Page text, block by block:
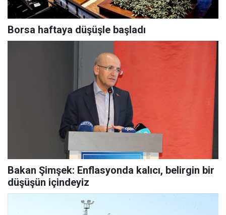
Borsa haftaya düşüşle başladı
Bakan Şimşek: Enflasyonda kalıcı, belirgin bir
düşüşün içindeyiz